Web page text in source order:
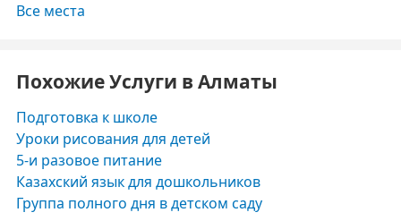
Все места
Похожие Услуги в Алматы
Подготовка к школе
Уроки рисования для детей
5-и разовое питание
Казахский язык для дошкольников
Группа полного дня в детском саду